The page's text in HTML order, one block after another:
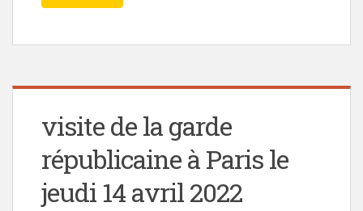
visite de la garde
républicaine à Paris le
jeudi 14 avril 2022